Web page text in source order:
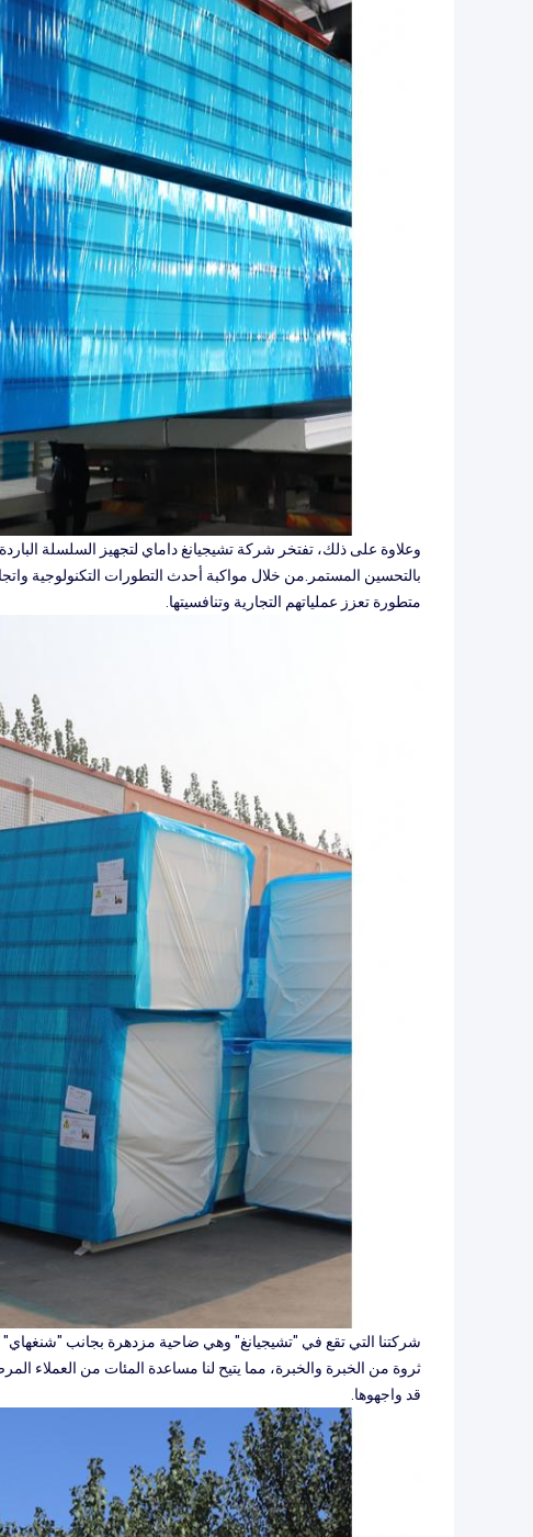
وعلاوة على ذلك، تفتخر شركة تشيجيانغ داماي لتجهيز السلسلة الباردة
بالتحسين المستمر.من خلال مواكبة أحدث التطورات التكنولوجية
متطورة تعزز عملياتهم التجارية وتنافسيتها.
ثروة من الخبرة والخبرة، مما يتيح لنا مساعدة المئات من العملاء
قد واجهوها.